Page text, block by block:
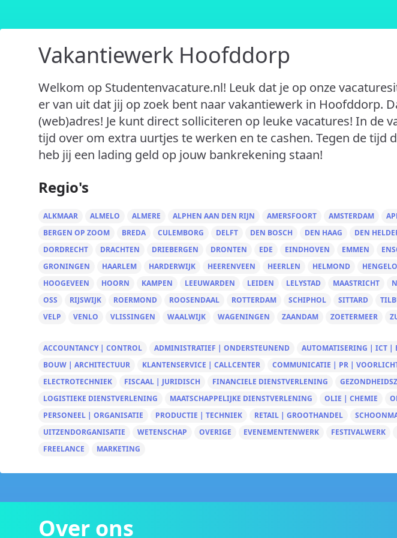
Vakantiewerk Hoofddorp
Welkom op Studentenvacature.nl! Leuk dat je op onze
er van uit dat jij op zoek bent naar vakantiewerk in Hoofddorp.
(web)adres! Je kunt direct solliciteren op leuke vacatures! In de
tijd over om extra uurtjes te werken en te cashen. Tegen de tijd
heb jij een lading geld op jouw bankrekening staan!
Regio's
ALKMAAR ALMELO ALMERE ALPHEN AAN DEN RIJN AMERSFOORT AMSTERDAM
BERGEN OP ZOOM
BREDA CULEMBORG DELFT DEN BOSCH DEN HAAG DEN
DORDRECHT
DRACHTEN DRIEBERGEN DRONTEN EDE EINDHOVEN EMMEN
GRONINGEN
HAARLEM HARDERWIJK HEERENVEEN HEERLEN HELMOND HENGELO
HOOGEVEEN
HOORN KAMPEN LEEUWARDEN LEIDEN LELYSTAD MAASTRICHT
OSS
RIJSWIJK ROERMOND ROOSENDAAL ROTTERDAM SCHIPHOL SITTARD
VELP
VENLO VLISSINGEN WAALWIJK WAGENINGEN ZAANDAM ZOETERMEER
ACCOUNTANCY | CONTROL ADMINISTRATIEF | ONDERSTEUNEND AUTOMATISERING | ICT |
BOUW | ARCHITECTUUR
KLANTENSERVICE | CALLCENTER COMMUNICATIE | PR |
ELECTROTECHNIEK
FISCAAL | JURIDISCH FINANCIELE DIENSTVERLENING
LOGISTIEKE DIENSTVERLENING
MAATSCHAPPELIJKE DIENSTVERLENING OLIE | CHEMIE
PERSONEEL | ORGANISATIE
PRODUCTIE | TECHNIEK RETAIL | GROOTHANDEL
UITZENDORGANISATIE
WETENSCHAP OVERIGE EVENEMENTENWERK FESTIVALWERK
FREELANCE
MARKETING
Over ons